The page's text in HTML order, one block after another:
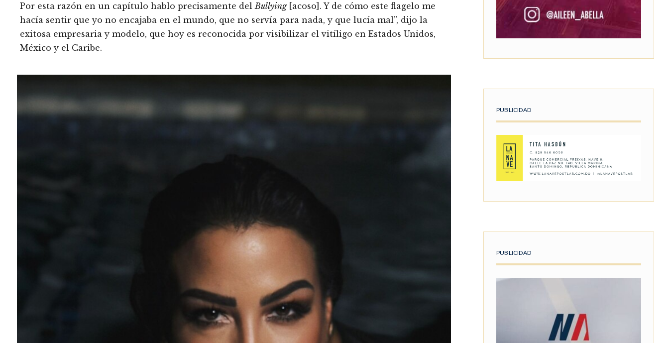
Por esta razón en un capítulo hablo precisamente del Bullying [acoso]. Y de cómo este flagelo me
hacía sentir que yo no encajaba en el mundo, que no servía para nada, y que lucía mal”, dijo la
exitosa empresaria y modelo, que hoy es reconocida por visibilizar el vitíligo en Estados Unidos,
México y el Caribe.
PUBLICIDAD
PUBLICIDAD